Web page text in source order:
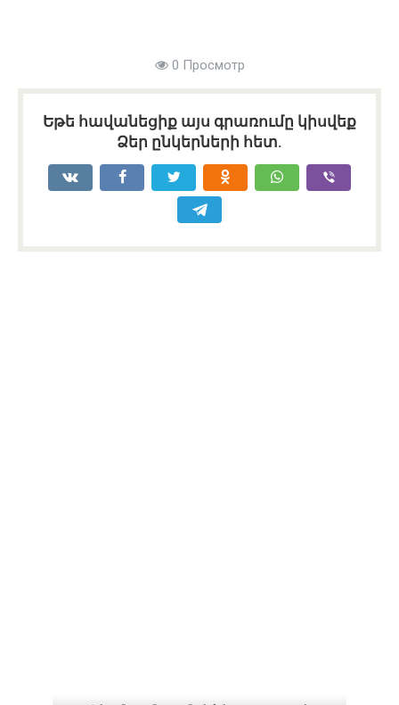
0 Просмотр
Եթե հավանեցիք այս գրառումը կիսվեք
Ձեր ընկերների հետ.